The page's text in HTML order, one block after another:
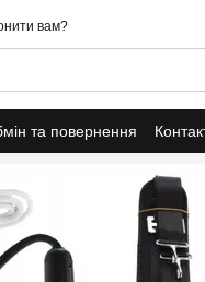
вам?
та повернення